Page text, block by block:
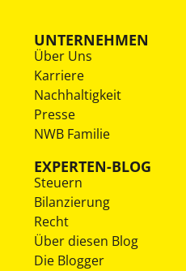
UNTERNEHMEN
Über Uns
Karriere
Nachhaltigkeit
Presse
NWB Familie
EXPERTEN-BLOG
Steuern
Bilanzierung
Recht
Über diesen Blog
Die Blogger